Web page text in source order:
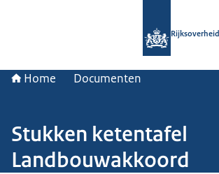
Rijksoverheid
Home Documenten
Stukken ketentafel
Landbouwakkoord